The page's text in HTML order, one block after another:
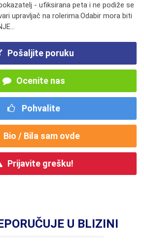
- ufiksirana peta i ne podiže se
upravljač na rolerima.Odabir mora biti
Pošaljite poruku
Ocenite nas
Pohvalite
Bio / Bila sam ovde
Prijavite grešku!
U BLIZINI